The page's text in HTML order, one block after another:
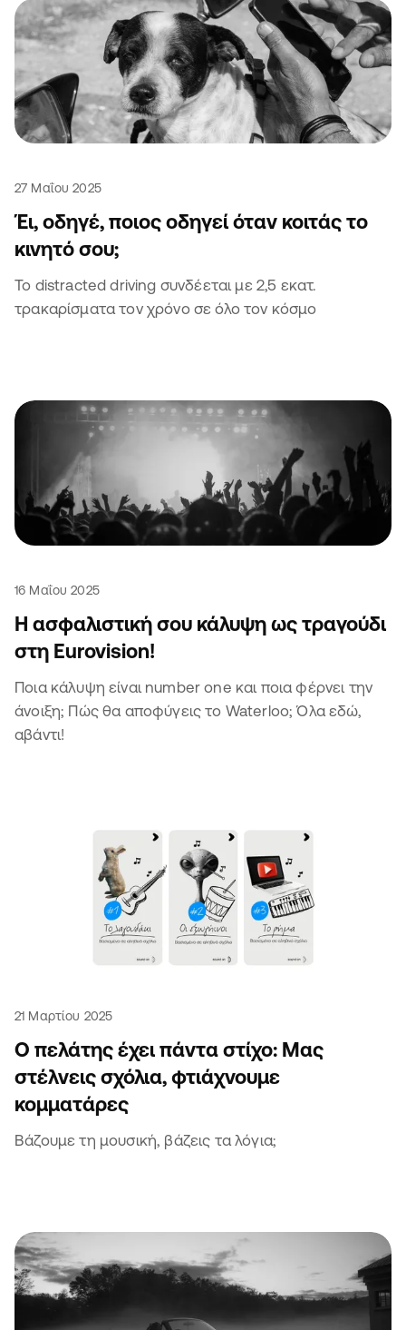
27 Μαΐου 2025
Έι, οδηγέ, ποιος οδηγεί όταν κοιτάς το
κινητό σου;
Το distracted driving συνδέεται με 2,5 εκατ.
τρακαρίσματα τον χρόνο σε όλο τον κόσμο
16 Μαΐου 2025
Η ασφαλιστική σου κάλυψη ως τραγούδι
στη Eurovision!
Ποια κάλυψη είναι number one και ποια φέρνει την
άνοιξη; Πώς θα αποφύγεις το Waterloo; Όλα εδώ,
αβάντι!
21 Μαρτίου 2025
Ο πελάτης έχει πάντα στίχο: Μας
στέλνεις σχόλια, φτιάχνουμε
κομματάρες
Βάζουμε τη μουσική, βάζεις τα λόγια;